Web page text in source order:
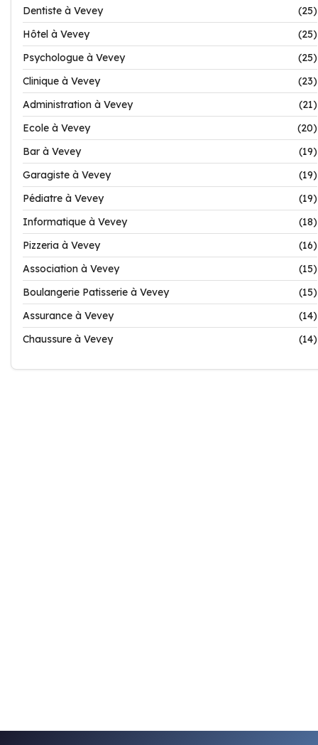
Dentiste à Vevey
(25)
Hôtel à Vevey
(25)
Psychologue à Vevey
(25)
Clinique à Vevey
(23)
Administration à Vevey
(21)
Ecole à Vevey
(20)
Bar à Vevey
(19)
Garagiste à Vevey
(19)
Pédiatre à Vevey
(19)
Informatique à Vevey
(18)
Pizzeria à Vevey
(16)
Association à Vevey
(15)
Boulangerie Patisserie à Vevey
(15)
Assurance à Vevey
(14)
Chaussure à Vevey
(14)